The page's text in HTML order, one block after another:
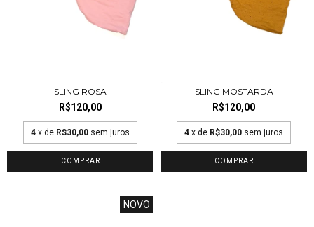
SLING ROSA
R$120,00
4 x de R$30,00 sem juros
COMPRAR
SLING MOSTARDA
R$120,00
4 x de R$30,00 sem juros
COMPRAR
NOVO